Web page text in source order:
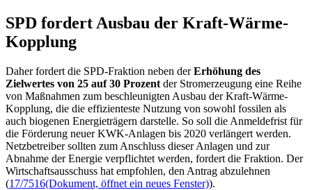
SPD fordert Ausbau der Kraft-Wärme-
Kopplung
Daher fordert die SPD-Fraktion neben derErhöhung des
Zielwertes von 25 auf 30 Prozent der Stromerzeugung eine Reihe
von Maßnahmen zum beschleunigten Ausbau der Kraft-Wärme-
Kopplung, die die effizienteste Nutzung von sowohl fossilen als
auch biogenen Energieträgern darstelle. So soll die Anmeldefrist für
die Förderung neuer KWK-Anlagen bis 2020 verlängert werden.
Netzbetreiber sollten zum Anschluss dieser Anlagen und zur
Abnahme der Energie verpflichtet werden, fordert die Fraktion. Der
Wirtschaftsausschuss hat empfohlen, den Antrag abzulehnen
(17/7516(Dokument, öffnet ein neues Fenster)).